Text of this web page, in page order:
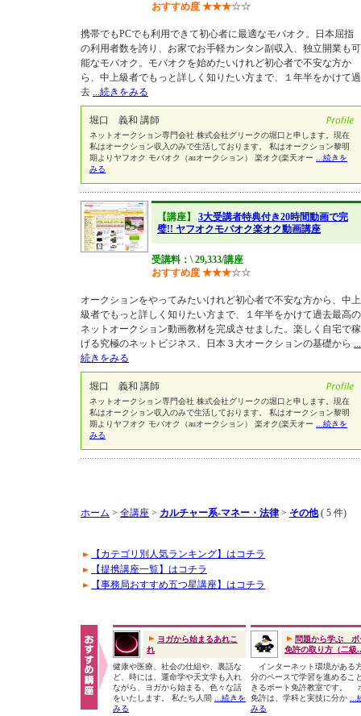
おすすめ度 ★★★☆☆
携帯でもPCでも利用できて初心者に最適なモバオク。日本屈指
の利用者数を誇り、お家でお手軽カンタン副収入、独立開業も可
能なモバオク。モバオクを始めたいけれど初心者で不安な方か
ら、中上級者でもっと詳しく知りたい方まで、１年半をかけて過
去 ...続きをみる
堀口 義和 講師
ネットオークション専門会社 株式会社グリークの堀口と申します。現在
私はオークション収入のみで生活しております。 私はオークション黎明
期よりヤフオク モバオク（auオークション） 楽オク(楽天オー
...続きを
みる
【講座】 3大受講者特典付き20時間動画で完
璧!! ヤフオクモバオク楽オク動画講座
受講料：\ 29,333/講座
おすすめ度 ★★★☆☆
オークションをやってみたいけれど初心者で不安な方から、中上
級者でもっと詳しく知りたい方まで、１年半をかけて過去最高の
ネットオークション動画教材を完成させました。楽しく自宅で稼
げる究極のネットビジネス、日本３大オークションの基礎から ...
続きをみる
堀口 義和 講師
ネットオークション専門会社 株式会社グリークの堀口と申します。現在
私はオークション収入のみで生活しております。 私はオークション黎明
期よりヤフオク モバオク（auオークション） 楽オク(楽天オー
...続きを
みる
ホーム > 全講座 > カルチャー系-マネー・法律> その他 ( 5 件)
【カテゴリ別人気ランキング】はコチラ
【提携講座一覧】はコチラ
【事務局おすすめ五つ星講座】はコチラ
ヨガから始まるあれこ
れ
健康や医療、社会の仕組や、裏話な
ど、時には、運命学や天文学も入れ
ながら、ヨガから始まる、色々な話
をいたします。 私たち人間
...続きを
みる
問題から学ぶ ボ
免許の取り方（二級
インターネット環境がある
分のペースで学習を進めるこ
きるボート免許教室です。
免許は、学科と実技に分か
みる